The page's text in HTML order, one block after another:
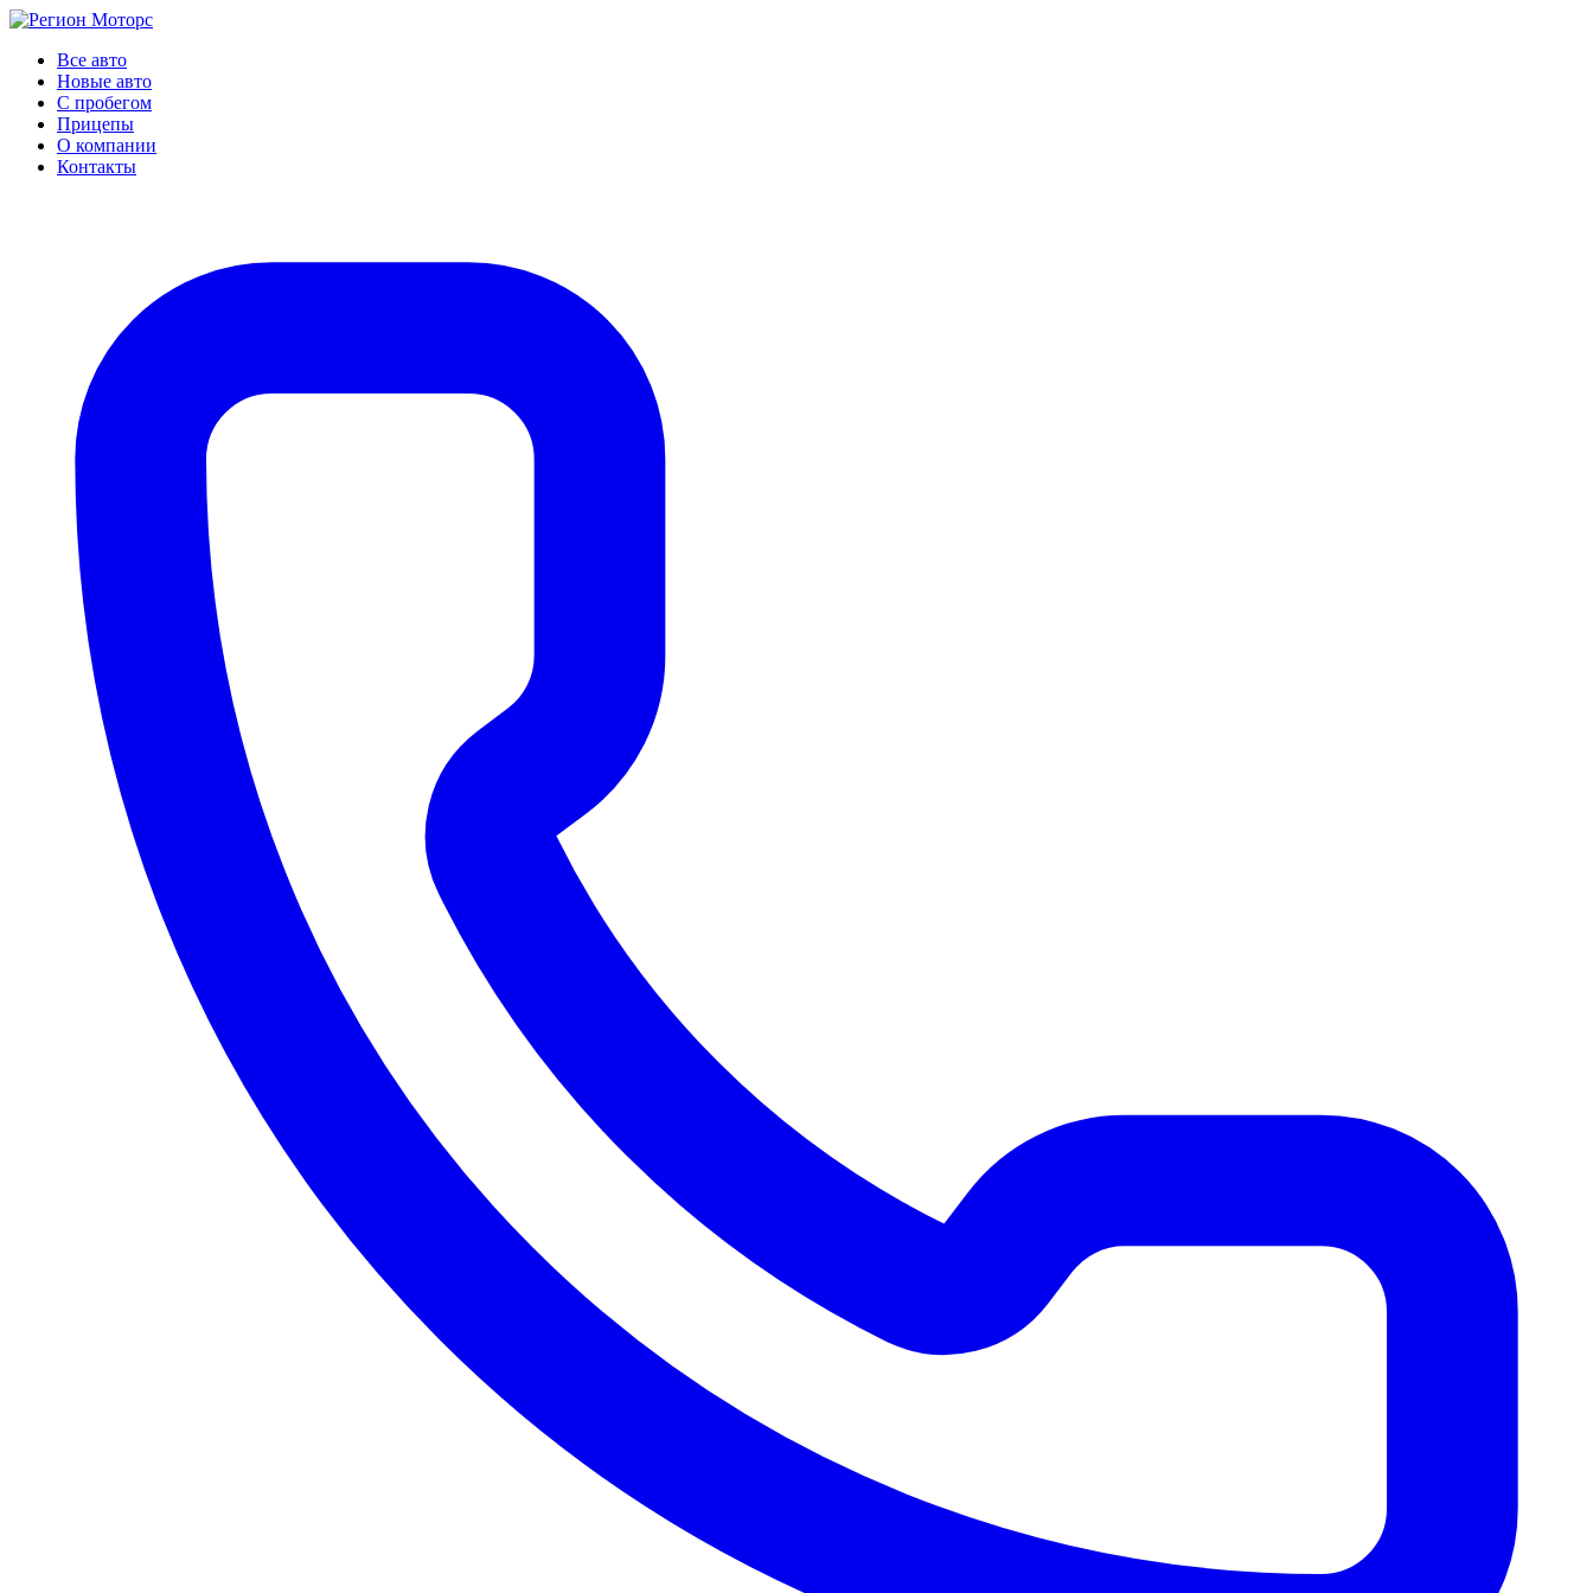
Все авто
Новые авто
С пробегом
Прицепы
О компании
Контакты